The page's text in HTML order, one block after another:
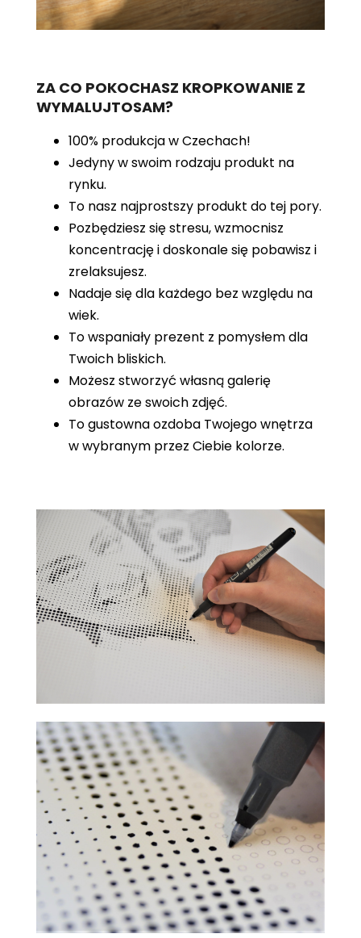
ZA CO POKOCHASZ KROPKOWANIE Z
WYMALUJTOSAM?
100% produkcja w Czechach!
Jedyny w swoim rodzaju produkt na
rynku.
To nasz najprostszy produkt do tej pory.
Pozbędziesz się stresu, wzmocnisz
koncentrację i doskonale się pobawisz i
zrelaksujesz.
Nadaje się dla każdego bez względu na
wiek.
To wspaniały prezent z pomysłem dla
Twoich bliskich.
Możesz stworzyć własną galerię
obrazów ze swoich zdjęć.
To gustowna ozdoba Twojego wnętrza
w wybranym przez Ciebie kolorze.